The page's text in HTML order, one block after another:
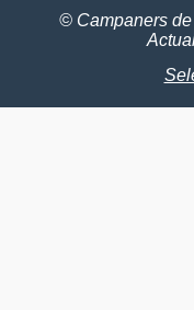
© Campaners